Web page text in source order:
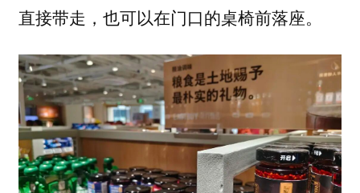
直接带走，也可以在门口的桌椅前落座。